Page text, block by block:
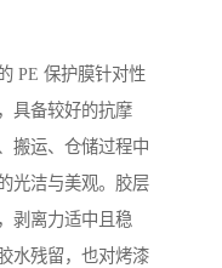
PE 保护膜针对性
具备较好的抗摩
搬运、仓储过程中
光洁与美观。胶层
剥离力适中且稳
水残留，也对烤漆